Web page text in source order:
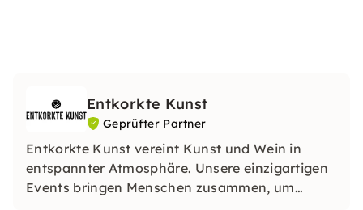
Entkorkte Kunst
Geprüfter Partner
Entkorkte Kunst vereint Kunst und Wein in
entspannter Atmosphäre. Unsere einzigartigen
Events bringen Menschen zusammen, um